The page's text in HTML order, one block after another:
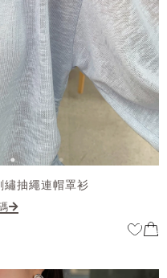
抽繩連帽罩衫